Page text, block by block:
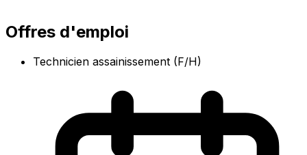
Offres d'emploi
Technicien assainissement (F/H)